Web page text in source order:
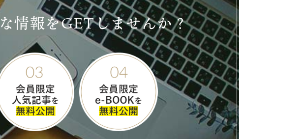
情報をGETしませんか？